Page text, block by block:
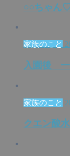
○○ちゃん
家族のこと
入園後 一
家族のこと
クエン酸